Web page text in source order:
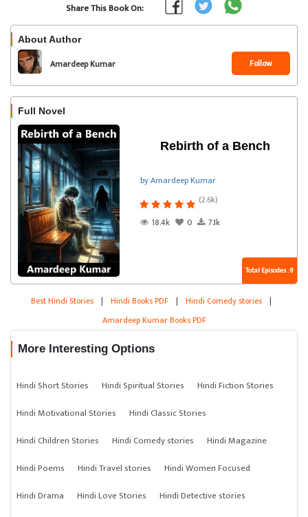
Share This Book On:
About Author
Amardeep Kumar Follow
Full Novel
Rebirth of a Bench
by Amardeep Kumar
(2.6k)
18.4k
0 7.1k
Total Episodes : 8
Best Hindi Stories | Hindi Books PDF | Hindi Comedy stories |
Amardeep Kumar Books PDF
More Interesting Options
Hindi Short Stories Hindi Spiritual Stories
Hindi Fiction Stories
Hindi Motivational Stories
Hindi Classic Stories
Hindi Children Stories
Hindi Comedy stories
Hindi Magazine
Hindi Poems
Hindi Travel stories
Hindi Women Focused
Hindi Drama
Hindi Love Stories
Hindi Detective stories